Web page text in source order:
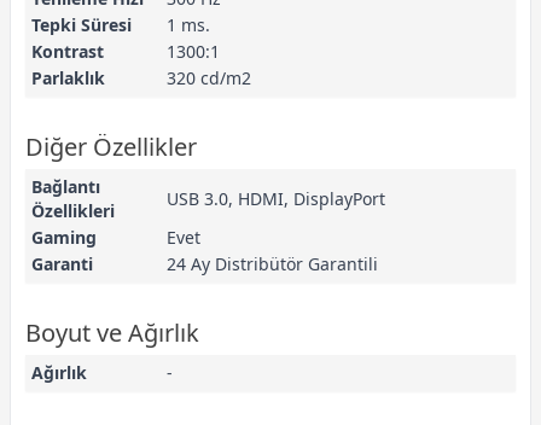
Tepki Süresi
1 ms.
Kontrast
1300:1
Parlaklık
320 cd/m2
Diğer Özellikler
Bağlantı
Özellikleri
USB 3.0, HDMI, DisplayPort
Gaming
Evet
Garanti
24 Ay Distribütör Garantili
Boyut ve Ağırlık
Ağırlık -